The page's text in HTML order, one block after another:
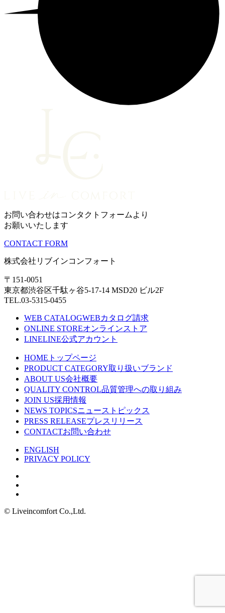
お問い合わせはコンタクトフォームより
お願いいたします
CONTACT FORM
株式会社リブインコンフォート
〒151-0051
東京都渋谷区千駄ヶ谷5-17-14 MSD20 ビル2F
TEL.03-5315-0455
WEB CATALOGWEBカタログ請求
ONLINE STOREオンラインストア
LINELINE公式アカウント
HOME トップページ
PRODUCT CATEGORY取り扱いブランド
ABOUT US会社概要
QUALITY CONTROL品質管理への取り組み
JOIN US採用情報
NEWS TOPICSニューストピックス
PRESS RELEASEプレスリリース
CONTACTお問い合わせ
ENGLISH
PRIVACY POLICY
© Liveincomfort Co.,Ltd.